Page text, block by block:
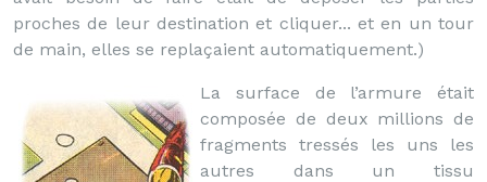
proches de leur destination et cliquer... et en un tour
de main, elles se replaçaient automatiquement.)
La surface de l’armure était
composée de deux millions de
fragments tressés les uns les
autres dans un tissu